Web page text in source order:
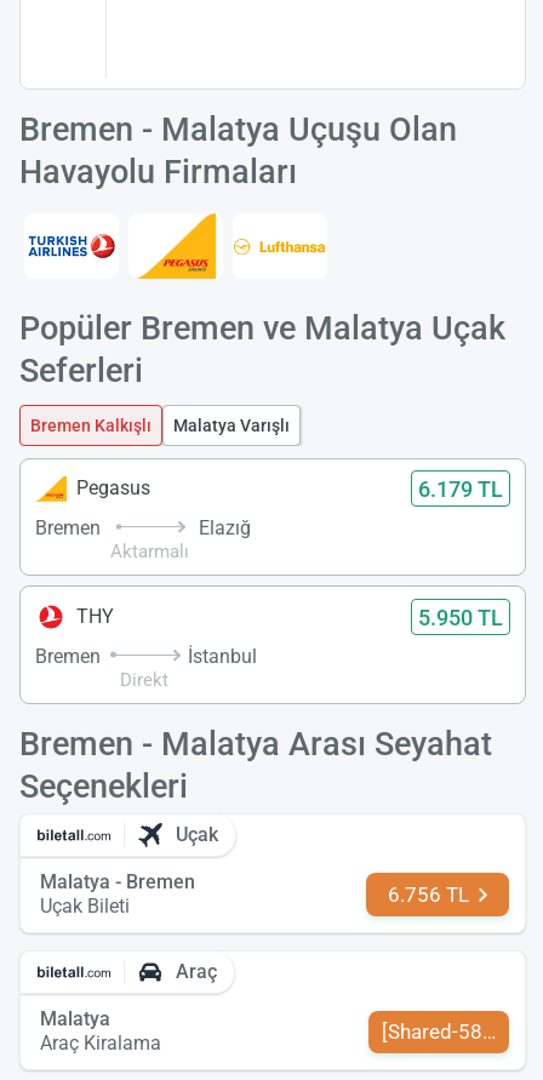
Bremen - Malatya Uçuşu Olan
Havayolu Firmaları
Popüler Bremen ve Malatya Uçak
Seferleri
Bremen Kalkışlı Malatya Varışlı
Pegasus 6.179 TL
Bremen
Aktarmalı
Elazığ
THY 5.950 TL
Bremen
Direkt
İstanbul
Bremen - Malatya Arası Seyahat
Seçenekleri
Uçak
Malatya - Bremen
Uçak Bileti
6.756 TL
Araç
Malatya
Araç Kiralama
[Shared-589-tr-